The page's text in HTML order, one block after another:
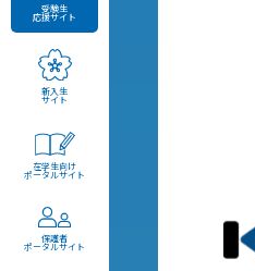
受験生
応援サイト
新入生
サイト
在学生向け
ポータルサイト
保護者
ポータルサイト